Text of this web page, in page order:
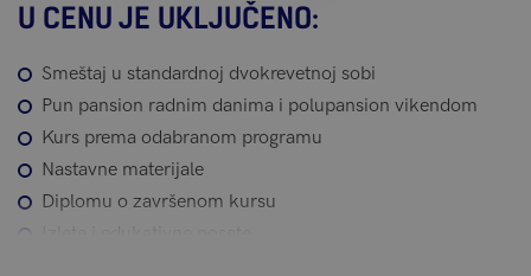
U CENU JE UKLJUČENO:
Smeštaj u standardnoj dvokrevetnoj sobi
Pun pansion radnim danima i polupansion vikendom
Kurs prema odabranom programu
Nastavne materijale
Diplomu o završenom kursu
Izlete i edukativne posete